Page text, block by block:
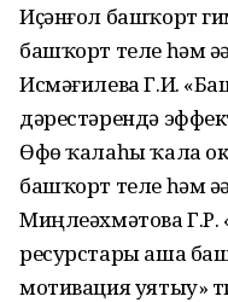
Иҫәнғол башҡорт
башҡорт теле һәм
Исмәғилева Г.И.
дәрестәрендә
Өфө ҡалаһы ҡала
башҡорт теле һәм
Миңлеәхмәтова
ресурстары аша
мотивация уятыу»